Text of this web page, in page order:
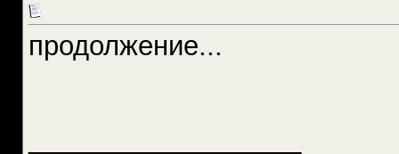
продолжение...